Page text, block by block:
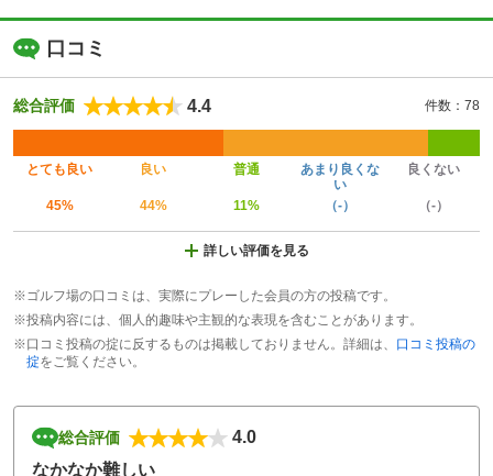
口コミ
総合評価 4.4 件数：78
とても良い 良い 普通
あまり良くな
い
良くない
45% 44% 11% （-） （-）
詳しい評価を見る
※ゴルフ場の口コミは、実際にプレーした会員の方の投稿です。
※投稿内容には、個人的趣味や主観的な表現を含むことがあります。
※口コミ投稿の掟に反するものは掲載しておりません。詳細は、 口コミ投稿の
掟をご覧ください。
総合評価
4.0
なかなか難しい